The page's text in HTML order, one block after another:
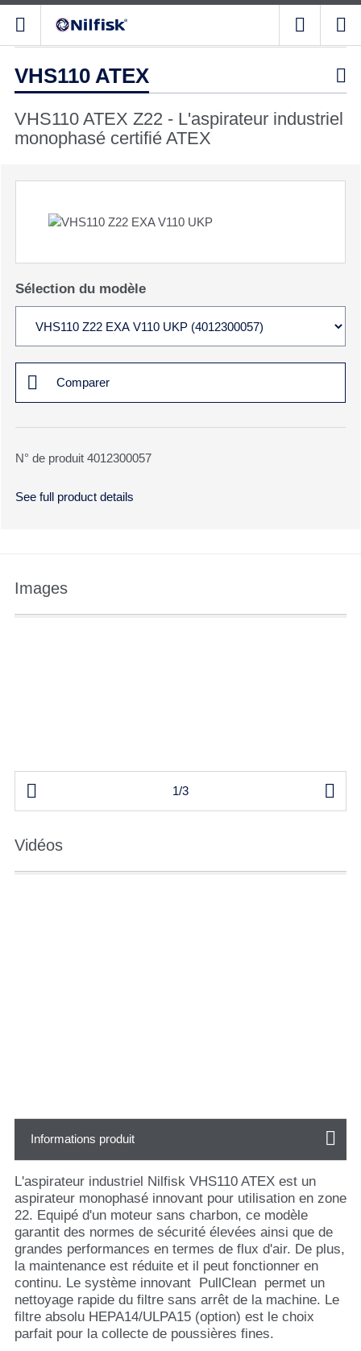
VHS110 ATEX 
VHS110 ATEX Z22 - L'aspirateur industriel
monophasé certifié ATEX
Sélection du modèle
Comparer
N° de produit 4012300057
See full product details
Images
 1/3 
Vidéos
Informations produit
L'aspirateur industriel Nilfisk VHS110 ATEX est un
aspirateur monophasé innovant pour utilisation en zone
22. Equipé d'un moteur sans charbon, ce modèle
garantit des normes de sécurité élevées ainsi que de
grandes performances en termes de flux d'air. De plus,
la maintenance est réduite et il peut fonctionner en
continu. Le système innovant PullClean permet un
nettoyage rapide du filtre sans arrêt de la machine. Le
filtre absolu HEPA14/ULPA15 (option) est le choix
parfait pour la collecte de poussières fines.